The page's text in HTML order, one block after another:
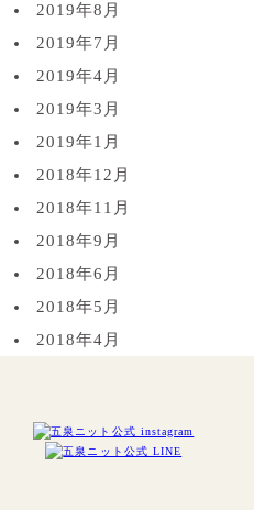
2019年8月
2019年7月
2019年4月
2019年3月
2019年1月
2018年12月
2018年11月
2018年9月
2018年6月
2018年5月
2018年4月